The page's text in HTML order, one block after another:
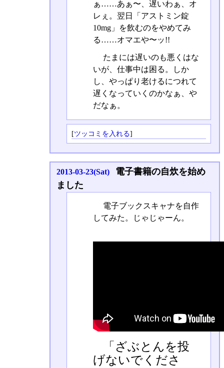
ぁ……あぁ〜、遅いわぁ、オ
レぇ。翌日「アストミン錠
10mg」を飲むのをやめてみ
る……オマエや〜ッ!!
たまには遅いのも悪くはな
いが、仕事中は困る。しか
し、やっぱり老けるにつれて
遅くなっていくのかなぁ、や
だなぁ。
[ツッコミを入れる]
2013-03-23(Sat)
電子書籍の自炊を始め
ました
電子ブックスキャナを自作
してみた。じゃじゃーん。
「ざぶとんを投
げないでくださ